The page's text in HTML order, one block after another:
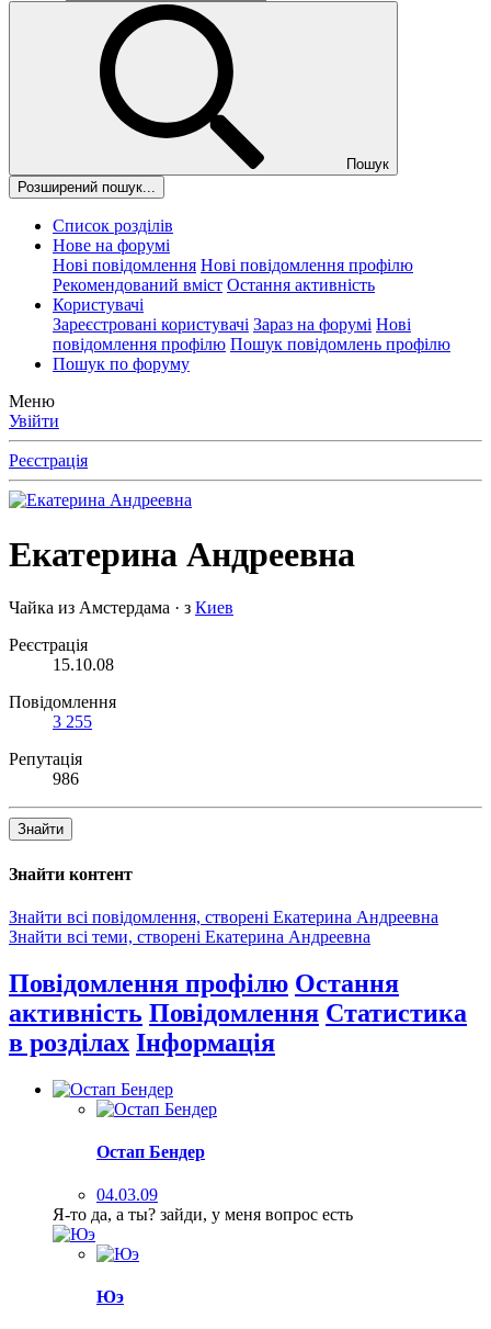
Пошук
Розширений пошук...
Список розділів
Нове на форумі
Нові повідомлення Нові повідомлення профілю
Рекомендований вміст Остання активність
Користувачі
Зареєстровані користувачі Зараз на форумі Нові
повідомлення профілю Пошук повідомлень профілю
Пошук по форуму
Меню
Увійти
Реєстрація
Екатерина Андреевна
Чайка из Амстердама · з Киев
Реєстрація
15.10.08
Повідомлення
3 255
Репутація
986
Знайти
Знайти контент
Знайти всі повідомлення, створені Екатерина Андреевна
Знайти всі теми, створені Екатерина Андреевна
Повідомлення профілю Остання
активність Повідомлення Статистика
в розділах Інформація
Остап Бендер
04.03.09
Я-то да, а ты? зайди, у меня вопрос есть
Юэ